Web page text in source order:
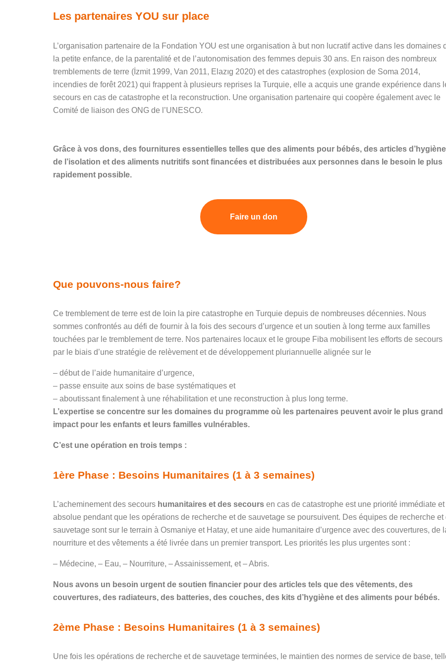
Les partenaires YOU sur place
L’organisation partenaire de la Fondation YOU est une organisation à but non lucratif active dans les domaines
la petite enfance, de la parentalité et de l’autonomisation des femmes depuis 30 ans. En raison des nombreux
tremblements de terre (İzmit 1999, Van 2011, Elazıg 2020) et des catastrophes (explosion de Soma 2014,
incendies de forêt 2021) qui frappent à plusieurs reprises la Turquie, elle a acquis une grande expérience dans
secours en cas de catastrophe et la reconstruction. Une organisation partenaire qui coopère également avec le
Comité de liaison des ONG de l’UNESCO.
Grâce à vos dons, des fournitures essentielles telles que des aliments pour bébés, des articles
de l’isolation et des aliments nutritifs sont financées et distribuées aux personnes dans le besoin le plus
rapidement possible.
Faire un don
Que pouvons-nous faire?
Ce tremblement de terre est de loin la pire catastrophe en Turquie depuis de nombreuses décennies. Nous
sommes confrontés au défi de fournir à la fois des secours d’urgence et un soutien à long terme aux familles
touchées par le tremblement de terre. Nos partenaires locaux et le groupe Fiba mobilisent les efforts de secours
par le biais d’une stratégie de relèvement et de développement pluriannuelle alignée sur le
– début de l’aide humanitaire d’urgence,
– passe ensuite aux soins de base systématiques et
– aboutissant finalement à une réhabilitation et une reconstruction à plus long terme.
L’expertise se concentre sur les domaines du programme où les partenaires peuvent avoir le plus grand
impact pour les enfants et leurs familles vulnérables.
C’est une opération en trois temps :
1ère Phase : Besoins Humanitaires (1 à 3 semaines)
L’acheminement des secours humanitaires et des secours en cas de catastrophe est une priorité immédiate et
absolue pendant que les opérations de recherche et de sauvetage se poursuivent. Des équipes de recherche et
sauvetage sont sur le terrain à Osmaniye et Hatay, et une aide humanitaire d’urgence avec des couvertures, de
nourriture et des vêtements a été livrée dans un premier transport. Les priorités les plus urgentes sont :
– Médecine, – Eau, – Nourriture, – Assainissement, et – Abris.
Nous avons un besoin urgent de soutien financier pour des articles tels que des vêtements, des
couvertures, des radiateurs, des batteries, des couches, des kits d’hygiène et des aliments pour bébés.
2ème Phase : Besoins Humanitaires (1 à 3 semaines)
Une fois les opérations de recherche et de sauvetage terminées, le maintien des normes de service de base,